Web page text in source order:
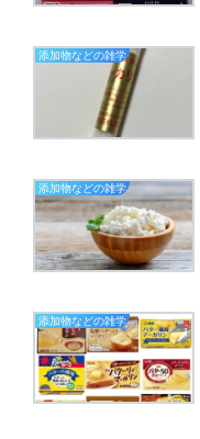
添加物などの雑学
添加物などの雑学
添加物などの雑学